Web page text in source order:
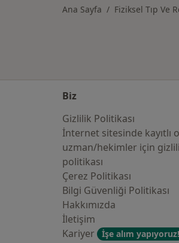
Ana Sayfa Fiziksel Tıp Ve
Biz
Gizlilik Politikası
İnternet sitesinde kayıtlı
uzman/hekimler i̇çin
politikası
Çerez Politikası
Bilgi Güvenliği Politikası
Hakkımızda
İletişim
Kariyer
İşe alım yapıyoruz!